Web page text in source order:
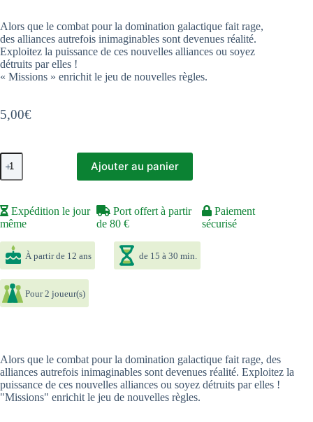
5,00€
Alors que le combat pour la domination galactique fait rage,
des alliances autrefois inimaginables sont devenues réalité.
Exploitez la puissance de ces nouvelles alliances ou soyez
détruits par elles !
« Missions » enrichit le jeu de nouvelles règles.
quantité
de
Star
United
Missions
Ajouter au panier
Expédition le jour
même
Port offert à partir
de 80 €
Paiement
sécurisé
À partir de 12 ans de 15 à 30 min.
Pour 2 joueur(s)
Alors que le combat pour la domination galactique fait rage, des
alliances autrefois inimaginables sont devenues réalité. Exploitez la
puissance de ces nouvelles alliances ou soyez détruits par elles !
"Missions" enrichit le jeu de nouvelles règles.